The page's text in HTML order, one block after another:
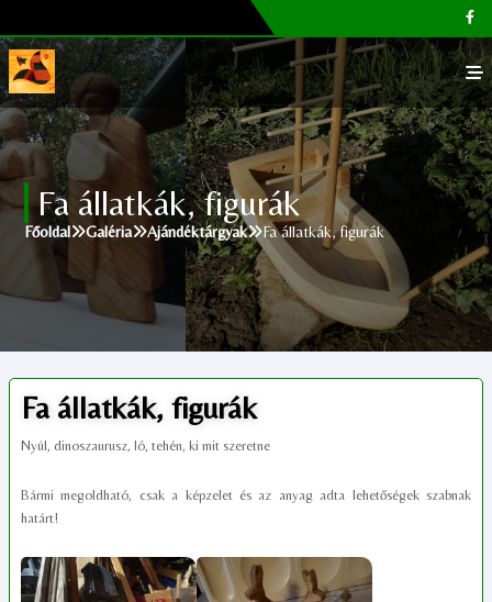
Főoldal
Galéria
Megvásárolható termékek
Cikkek, tippek
Fa állatkák, figurák
Főoldal Galéria Ajándéktárgyak Fa állatkák, figurák
Fa állatkák, figurák
Nyúl, dinoszaurusz, ló, tehén, ki mit szeretne
Bármi megoldható, csak a képzelet és az anyag adta lehetőségek szabnak
határt!